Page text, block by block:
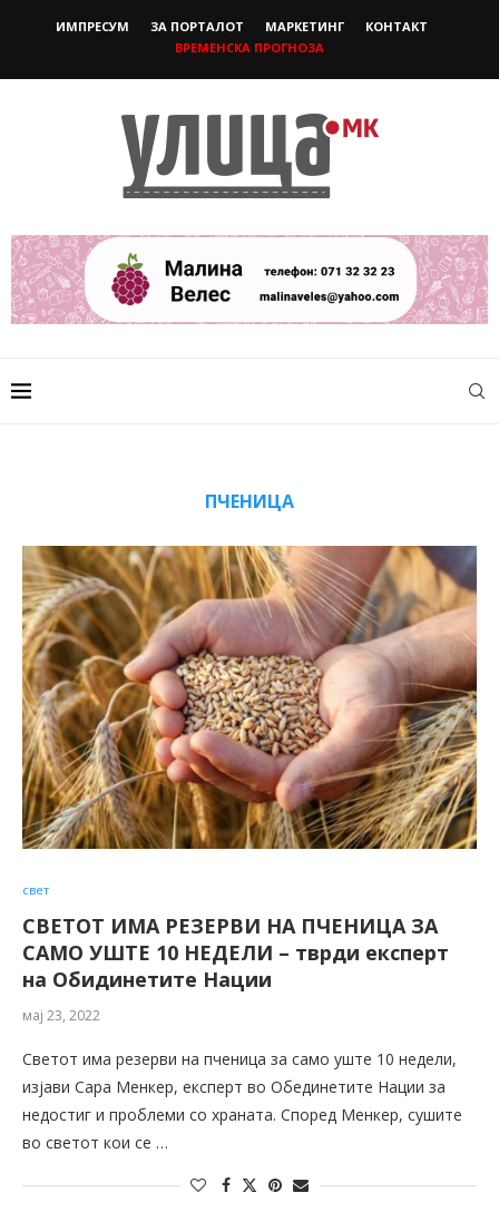
ИМПРЕСУМ ЗА ПОРТАЛОТ МАРКЕТИНГ
КОНТАКТ
ВРЕМЕНСКА ПРОГНОЗА
ПЧЕНИЦА
свет
СВЕТОТ ИМА РЕЗЕРВИ НА ПЧЕНИЦА ЗА
САМО УШТЕ 10 НЕДЕЛИ – тврди експерт
на Обидинетите Нации
мај 23, 2022
Светот има резерви на пченица за само уште 10 недели,
изјави Сара Менкер, експерт во Обединетите Нации за
недостиг и проблеми со храната. Според Менкер, сушите
во светот кои се …